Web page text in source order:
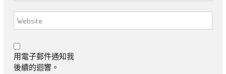
用電子郵件通知我
後續的迴響。